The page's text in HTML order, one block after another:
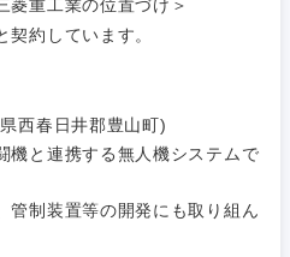
菱重工業の位置づけ＞
約しています。
西春日井郡豊山町)
機と連携する無人機システムで
管制装置等の開発にも取り組ん